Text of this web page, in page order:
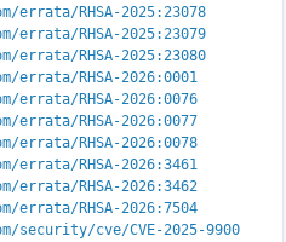
RHSA-2025:23078
RHSA-2025:23079
RHSA-2025:23080
errata/RHSA-2026:0001
errata/RHSA-2026:0076
errata/RHSA-2026:0077
errata/RHSA-2026:0078
errata/RHSA-2026:3461
errata/RHSA-2026:3462
errata/RHSA-2026:7504
security/cve/CVE-2025-9900